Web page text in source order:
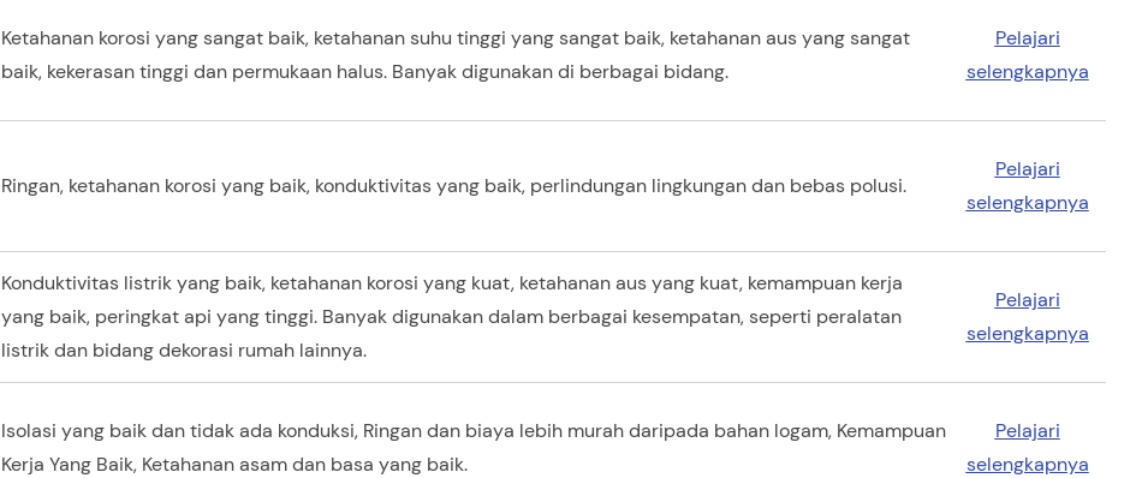
Ketahanan korosi yang sangat baik, ketahanan suhu tinggi yang sangat baik, ketahanan aus yang sangat
baik, kekerasan tinggi dan permukaan halus. Banyak digunakan di berbagai bidang.
Pelajari
selengkapnya
Ringan, ketahanan korosi yang baik, konduktivitas yang baik, perlindungan lingkungan dan bebas polusi.
Pelajari
selengkapnya
Konduktivitas listrik yang baik, ketahanan korosi yang kuat, ketahanan aus yang kuat, kemampuan kerja
yang baik, peringkat api yang tinggi. Banyak digunakan dalam berbagai kesempatan, seperti peralatan
listrik dan bidang dekorasi rumah lainnya.
Pelajari
selengkapnya
Isolasi yang baik dan tidak ada konduksi, Ringan dan biaya lebih murah daripada bahan logam, Kemampuan
Kerja Yang Baik, Ketahanan asam dan basa yang baik.
Pelajari
selengkapnya